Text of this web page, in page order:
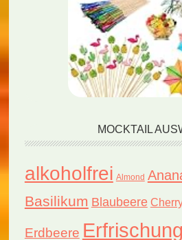
MOCKTAIL
alkoholfrei Almond
Basilikum Blaubeere
Erdbeere Erfrischung